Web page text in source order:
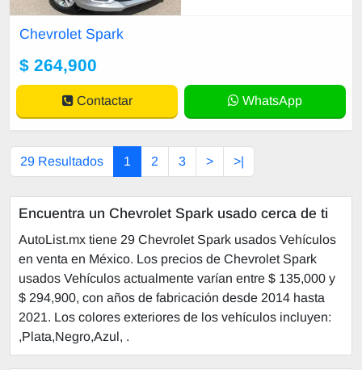
Chevrolet Spark
$ 264,900
Contactar WhatsApp
29 Resultados 1 2 3 > >|
Encuentra un Chevrolet Spark usado cerca de ti
AutoList.mx tiene 29 Chevrolet Spark usados Vehículos
en venta en México. Los precios de Chevrolet Spark
usados Vehículos actualmente varían entre $ 135,000 y
$ 294,900, con años de fabricación desde 2014 hasta
2021. Los colores exteriores de los vehículos incluyen:
,Plata,Negro,Azul, .